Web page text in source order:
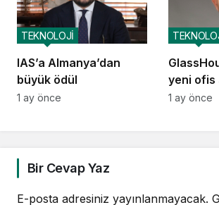
IAS’a Almanya’dan
büyük ödül
TEKNOLOJİ
1 ay önce
yeni ofis
1 ay önce
Bir Cevap Yaz
E-posta adresiniz yayınlanmayacak.